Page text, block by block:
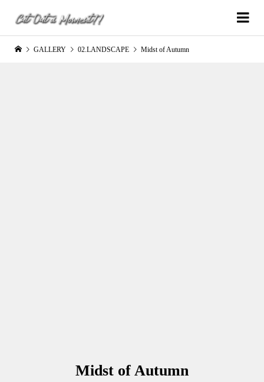
GALLERY 02.LANDSCAPE Midst of Autumn
Midst of Autumn